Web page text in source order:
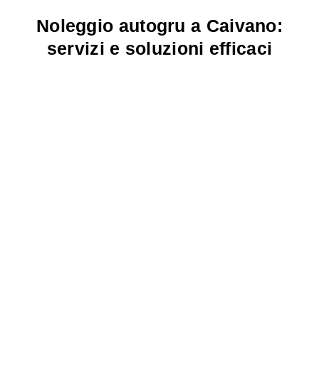
Noleggio autogru a Caivano:
servizi e soluzioni efficaci